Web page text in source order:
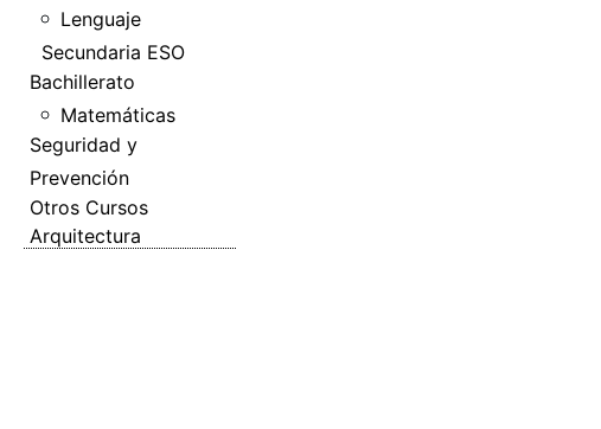
Lenguaje
Secundaria ESO
Bachillerato
Matemáticas
Seguridad y
Prevención
Otros Cursos
Arquitectura